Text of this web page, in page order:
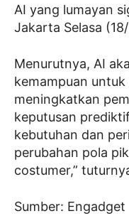
AI yang lumayan
Jakarta Selasa
Menurutnya, AI
kemampuan
meningkatkan
keputusan
kebutuhan dan
perubahan pola
costumer,”
Sumber: Engadget